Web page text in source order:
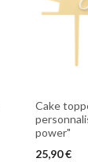
Cake
power"
25,90 €